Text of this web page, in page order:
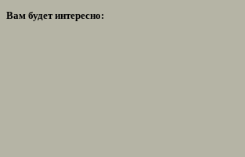
Вам будет интересно: